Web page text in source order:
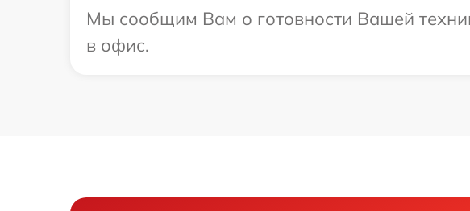
Мы сообщим Вам о готовности Вашей
в офис.